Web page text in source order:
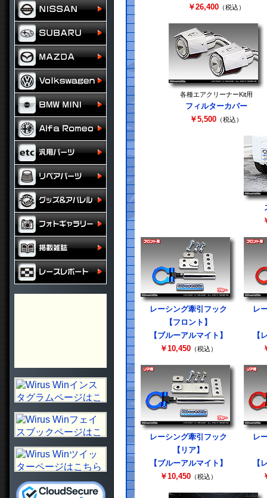
￥26,400（税込）
各種エアクリーナーKit用
フィルターカバー
￥5,500 （税込）
レーシング牽引フック
【フロント】
【ブルーアルマイト】
￥10,450 （税込）
レ
【
レーシング牽引フック
【リア】
【ブルーアルマイト】
￥10,450 （税込）
レ
【